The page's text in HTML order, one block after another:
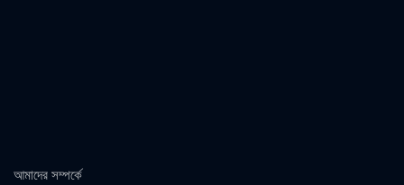
আমাদের সম্পর্কে